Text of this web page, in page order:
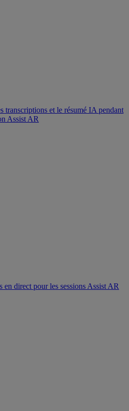
transcriptions et le résumé IA pendant
Assist AR
en direct pour les sessions Assist AR